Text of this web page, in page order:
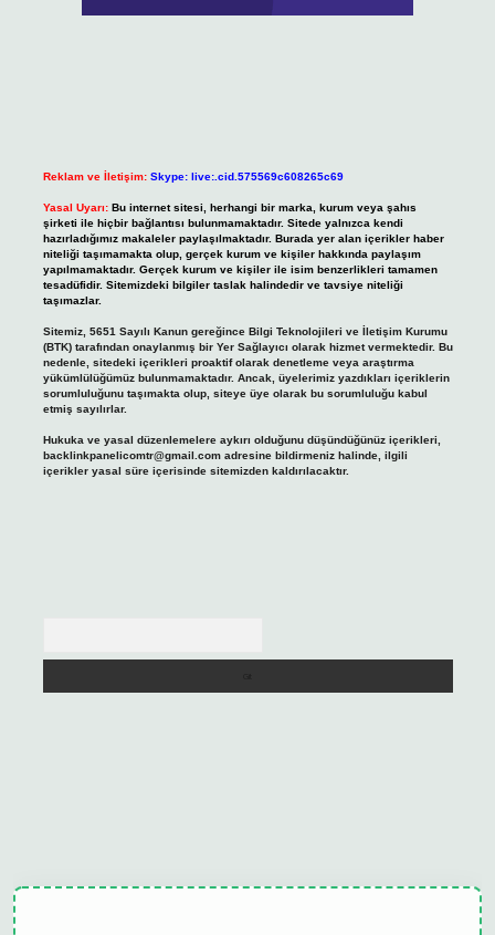
Reklam ve İletişim: Skype: live:.cid.575569c608265c69
Yasal Uyarı: Bu internet sitesi, herhangi bir marka, kurum veya şahıs
şirketi ile hiçbir bağlantısı bulunmamaktadır. Sitede yalnızca kendi
hazırladığımız makaleler paylaşılmaktadır. Burada yer alan içerikler haber
niteliği taşımamakta olup, gerçek kurum ve kişiler hakkında paylaşım
yapılmamaktadır. Gerçek kurum ve kişiler ile isim benzerlikleri tamamen
tesadüfidir. Sitemizdeki bilgiler taslak halindedir ve tavsiye niteliği
taşımazlar.
Sitemiz, 5651 Sayılı Kanun gereğince Bilgi Teknolojileri ve İletişim Kurumu
(BTK) tarafından onaylanmış bir Yer Sağlayıcı olarak hizmet vermektedir. Bu
nedenle, sitedeki içerikleri proaktif olarak denetleme veya araştırma
yükümlülüğümüz bulunmamaktadır. Ancak, üyelerimiz yazdıkları içeriklerin
sorumluluğunu taşımakta olup, siteye üye olarak bu sorumluluğu kabul
etmiş sayılırlar.
Hukuka ve yasal düzenlemelere aykırı olduğunu düşündüğünüz içerikleri,
backlinkpanelicomtr@gmail.comadresine bildirmeniz halinde, ilgili
içerikler yasal süre içerisinde sitemizden kaldırılacaktır.